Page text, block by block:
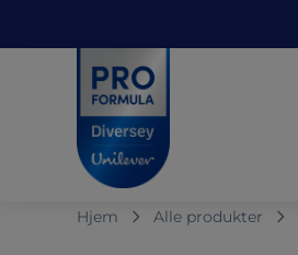
Hjem Alle produkter